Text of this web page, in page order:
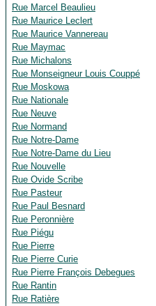
Rue Marcel Beaulieu
Rue Maurice Leclert
Rue Maurice Vannereau
Rue Maymac
Rue Michalons
Rue Monseigneur Louis Couppé
Rue Moskowa
Rue Nationale
Rue Neuve
Rue Normand
Rue Notre-Dame
Rue Notre-Dame du Lieu
Rue Nouvelle
Rue Ovide Scribe
Rue Pasteur
Rue Paul Besnard
Rue Peronnière
Rue Piégu
Rue Pierre
Rue Pierre Curie
Rue Pierre François Debegues
Rue Rantin
Rue Ratière